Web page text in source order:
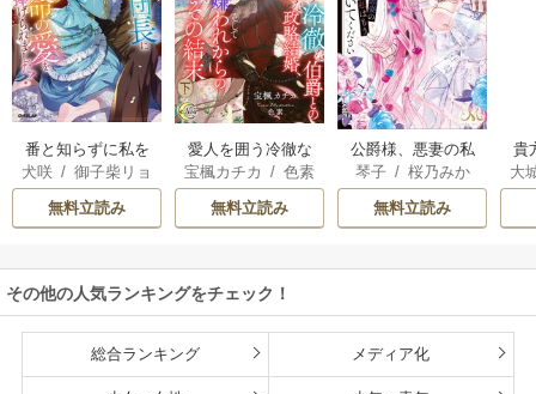
番と知らずに私を
買った純愛こじら
せ騎士団長に運命
の愛を捧げられま
犬咲 /御子柴リョ
ウ
無料立読み
愛人を囲う冷徹な
伯爵との典型的な
政略結婚、そして
嫌われからの溺
【シーモア限定特
典SS付】
宝楓カチカ /色素
無料立読み
公爵様、悪妻の私
はもう放っておい
てください
琴子/ 桜乃みか
無料立読み
貴
大
その他の人気ランキングをチェック！
総合ランキング メディア化